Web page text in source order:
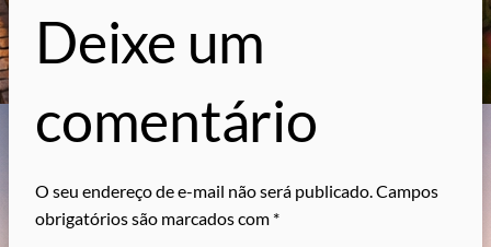
Deixe um
comentário
O seu endereço de e-mail não será publicado. Campos
obrigatórios são marcados com *